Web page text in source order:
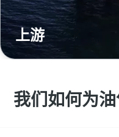
上游
我们如何为